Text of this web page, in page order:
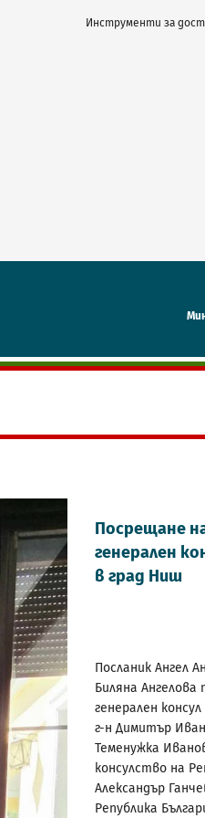
Инструменти за
Посрещане
генерален
в град Ниш
Посланик Ангел
Биляна Ангелова
генерален
г-н Димитър
Теменужка
консулство на
Александър
Република